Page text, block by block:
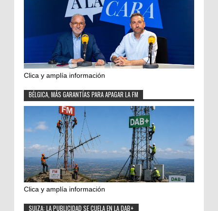
Clica y amplía información
BÉLGICA, MÁS GARANTÍAS PARA APAGAR LA FM
Clica y amplía información
SUIZA: LA PUBLICIDAD SE CUELA EN LA DAB+